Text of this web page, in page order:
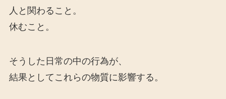
人と関わること。
休むこと。
そうした日常の中の行為が、
結果としてこれらの物質に影響する。